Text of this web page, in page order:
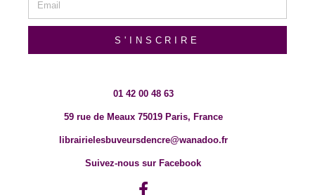
S'INSCRIRE
01 42 00 48 63
59 rue de Meaux 75019 Paris, France
librairielesbuveursdencre@wanadoo.fr
Suivez-nous sur Facebook